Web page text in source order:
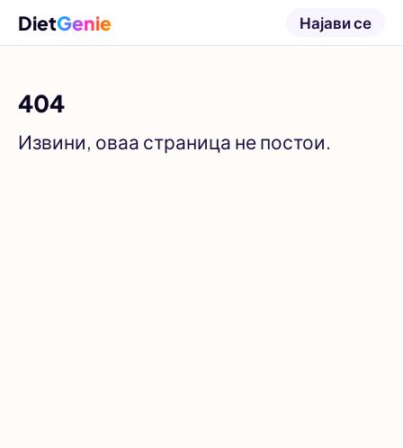
DietGenie Најави се
404
Извини, оваа страница не постои.